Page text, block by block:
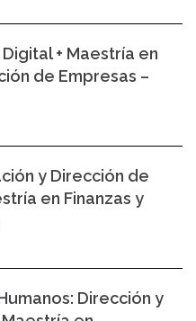
+ Maestría en
de Empresas –
y Dirección de
en Finanzas y
Dirección y